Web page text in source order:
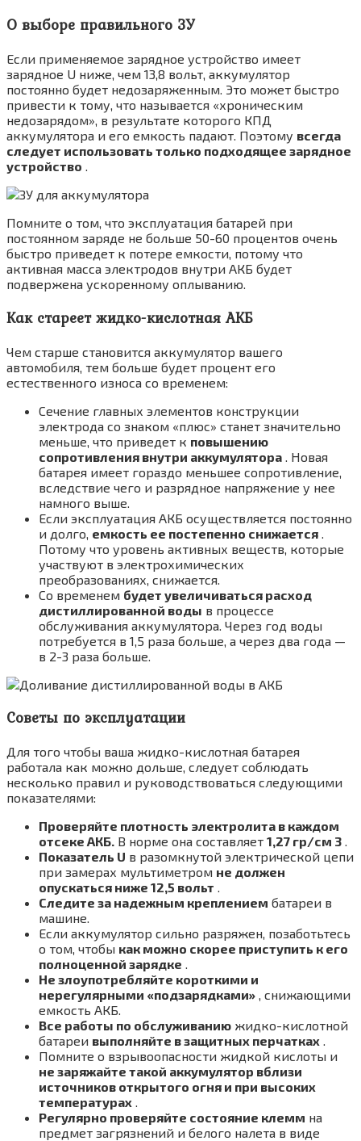
О выборе правильного ЗУ
Если применяемое зарядное устройство имеет
зарядное U ниже, чем 13,8 вольт, аккумулятор
постоянно будет недозаряженным. Это может быстро
привести к тому, что называется «хроническим
недозарядом», в результате которого КПД
аккумулятора и его емкость падают. Поэтому всегда
следует использовать только подходящее зарядное
устройство .
Помните о том, что эксплуатация батарей при
постоянном заряде не больше 50-60 процентов очень
быстро приведет к потере емкости, потому что
активная масса электродов внутри АКБ будет
подвержена ускоренному оплыванию.
Как стареет жидко-кислотная АКБ
Чем старше становится аккумулятор вашего
автомобиля, тем больше будет процент его
естественного износа со временем:
Сечение главных элементов конструкции
электрода со знаком «плюс» станет значительно
меньше, что приведет к повышению
сопротивления внутри аккумулятора . Новая
батарея имеет гораздо меньшее сопротивление,
вследствие чего и разрядное напряжение у нее
намного выше.
Если эксплуатация АКБ осуществляется постоянно
и долго, емкость ее постепенно снижается
Потому что уровень активных веществ, которые
участвуют в электрохимических
преобразованиях, снижается.
Со временем будет увеличиваться расход
дистиллированной воды в процессе
обслуживания аккумулятора. Через год воды
потребуется в 1,5 раза больше, а через два года —
в 2-3 раза больше.
Советы по эксплуатации
Для того чтобы ваша жидко-кислотная батарея
работала как можно дольше, следует соблюдать
несколько правил и руководствоваться следующими
показателями:
Проверяйте плотность электролита в каждом
отсеке АКБ. В норме она составляет 1,27 гр/см 3 .
Показатель U в разомкнутой электрической цепи
при замерах мультиметром не должен
опускаться ниже 12,5 вольт .
Следите за надежным креплением батареи в
машине.
Если аккумулятор сильно разряжен, позаботьтесь
о том, чтобы как можно скорее приступить к его
полноценной зарядке .
Не злоупотребляйте короткими и
нерегулярными «подзарядками» , снижающими
емкость АКБ.
Все работы по обслуживанию жидко-кислотной
батареи выполняйте в защитных перчатках .
Помните о взрывоопасности жидкой кислоты и
не заряжайте такой аккумулятор вблизи
источников открытого огня и при высоких
температурах .
Регулярно проверяйте состояние клемм на
предмет загрязнений и белого налета в виде